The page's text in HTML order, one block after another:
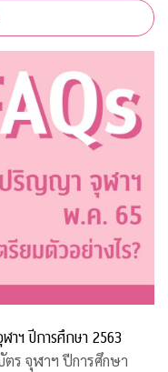
าฯ ปีการศึกษา 2563
ร จุฬาฯ ปีการศึกษา